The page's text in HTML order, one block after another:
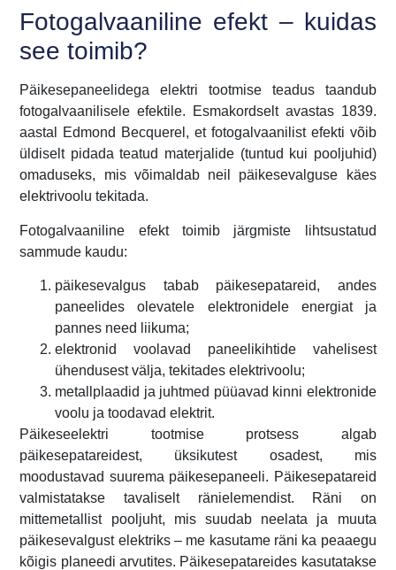
Fotogalvaaniline efekt – kuidas
see toimib?
Päikesepaneelidega elektri tootmise teadus taandub
fotogalvaanilisele efektile. Esmakordselt avastas 1839.
aastal Edmond Becquerel, et fotogalvaanilist efekti võib
üldiselt pidada teatud materjalide (tuntud kui pooljuhid)
omaduseks, mis võimaldab neil päikesevalguse käes
elektrivoolu tekitada.
Fotogalvaaniline efekt toimib järgmiste lihtsustatud
sammude kaudu:
päikesevalgus tabab päikesepatareid, andes
paneelides olevatele elektronidele energiat ja
pannes need liikuma;
elektronid voolavad paneelikihtide vahelisest
ühendusest välja, tekitades elektrivoolu;
metallplaadid ja juhtmed püüavad kinni elektronide
voolu ja toodavad elektrit.
Päikeseelektri tootmise protsess algab
päikesepatareidest, üksikutest osadest, mis
moodustavad suurema päikesepaneeli. Päikesepatareid
valmistatakse tavaliselt ränielemendist. Räni on
mittemetallist pooljuht, mis suudab neelata ja muuta
päikesevalgust elektriks – me kasutame räni ka peaaegu
kõigis planeedi arvutites. Päikesepatareides kasutatakse